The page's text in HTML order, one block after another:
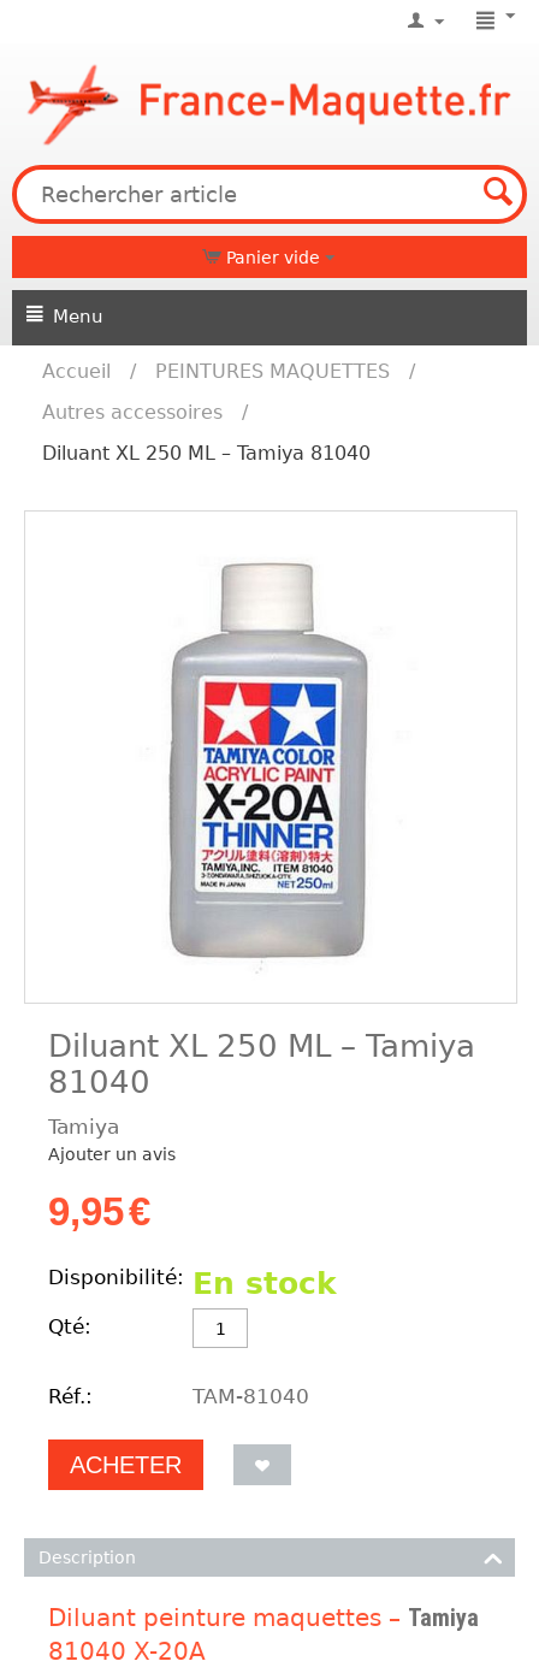
Panier vide
Menu
Accueil / PEINTURES MAQUETTES
/
Autres accessoires
/
Diluant XL 250 ML – Tamiya 81040
Diluant XL 250 ML – Tamiya
81040
Tamiya
Ajouter un avis
9,95€
Disponibilité: En stock
Qté:
Réf.: TAM-81040
ACHETER
Description
Diluant peinture maquettes – Tamiya
81040 X-20A